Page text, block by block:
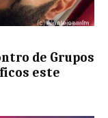
de Grupos
este